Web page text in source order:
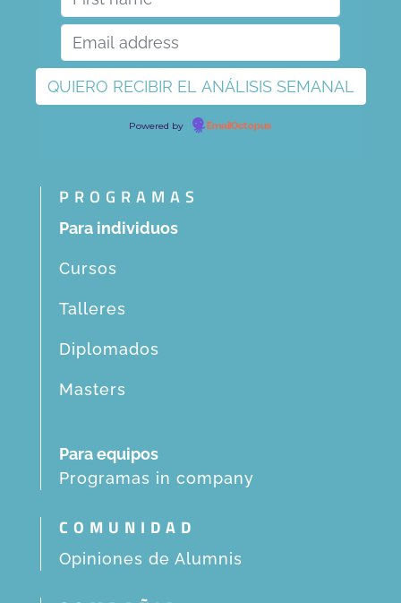
Powered by EmailOctopus
PROGRAMAS
Para individuos
Cursos
Talleres
Diplomados
Masters
Para equipos
Programas in company
COMUNIDAD
Opiniones de Alumnis